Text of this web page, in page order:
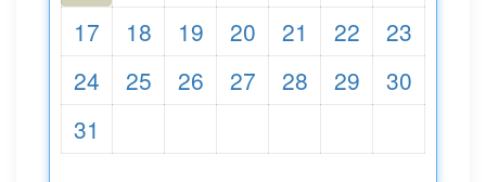
17
18 19 20 21 22
23
24
25 26 27 28 29
30
31